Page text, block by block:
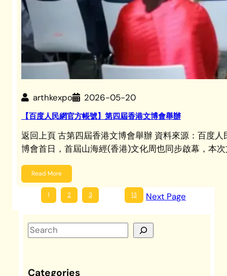
arthkexpo 2026-05-20
【百度人民網官方帳號】第四屆香港文博會舉辦
返回上頁 古第四屆香港文博會舉辦 資料來源：百
博會首日，首屆山海經(香港)文化周也同步啟幕，本
Read More
1 2 3 13 Next Page
S
e
r
Categories